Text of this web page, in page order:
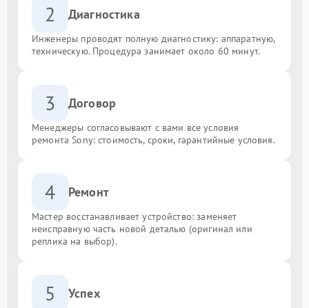
2 Диагностика
Инженеры проводят полную диагностику: аппаратную,
техническую. Процедура занимает около 60 минут.
3 Договор
Менеджеры согласовывают с вами все условия
ремонта Sony: стоимость, сроки, гарантийные условия.
4 Ремонт
Мастер восстанавливает устройство: заменяет
неисправную часть новой деталью (оригинал или
реплика на выбор).
5 Успех